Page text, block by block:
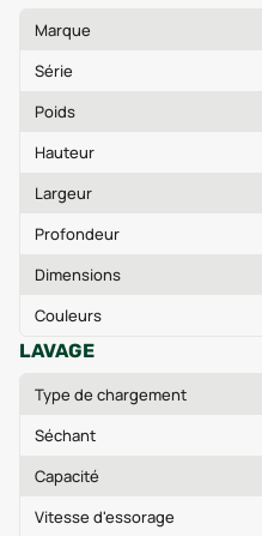
Marque
Série
Poids
Hauteur
Largeur
Profondeur
Dimensions
Couleurs
LAVAGE
Type de chargement
Séchant
Capacité
Vitesse d'essorage